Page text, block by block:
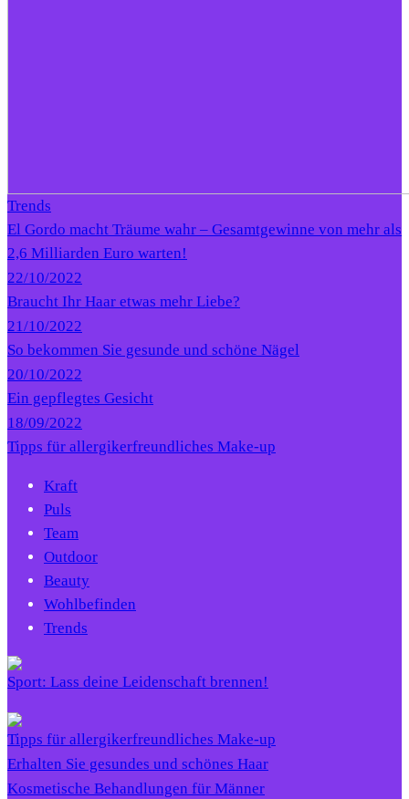
Trends
El Gordo macht Träume wahr – Gesamtgewinne von mehr als
2,6 Milliarden Euro warten!
22/10/2022
Braucht Ihr Haar etwas mehr Liebe?
21/10/2022
So bekommen Sie gesunde und schöne Nägel
20/10/2022
Ein gepflegtes Gesicht
18/09/2022
Tipps für allergikerfreundliches Make-up
Kraft
Puls
Team
Outdoor
Beauty
Wohlbefinden
Trends
Sport: Lass deine Leidenschaft brennen!
Tipps für allergikerfreundliches Make-up
Erhalten Sie gesundes und schönes Haar
Kosmetische Behandlungen für Männer